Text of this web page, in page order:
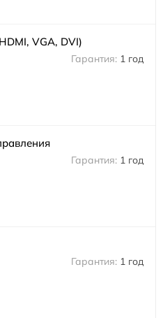
VGA, DVI)
1 год
1 год
1 год